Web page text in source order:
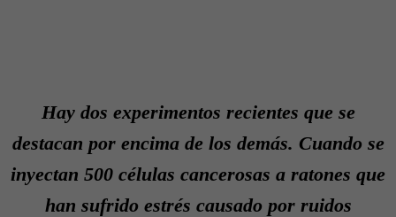
Hay dos experimentos recientes que se
destacan por encima de los demás. Cuando se
inyectan 500 células cancerosas a ratones que
han sufrido estrés causado por ruidos